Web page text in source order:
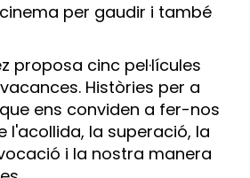
per gaudir i també
proposa cinc pel·lícules
Històries per a
ens conviden a fer-nos
l'acollida, la superació, la
i la nostra manera